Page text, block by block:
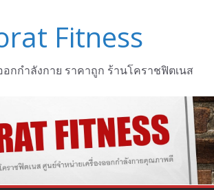
Fitness
อกกำลังกาย ราคาถูก ร้านโคราชฟิตเนส